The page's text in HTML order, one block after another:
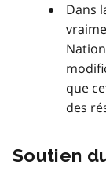
Dans
que
des
Soutien